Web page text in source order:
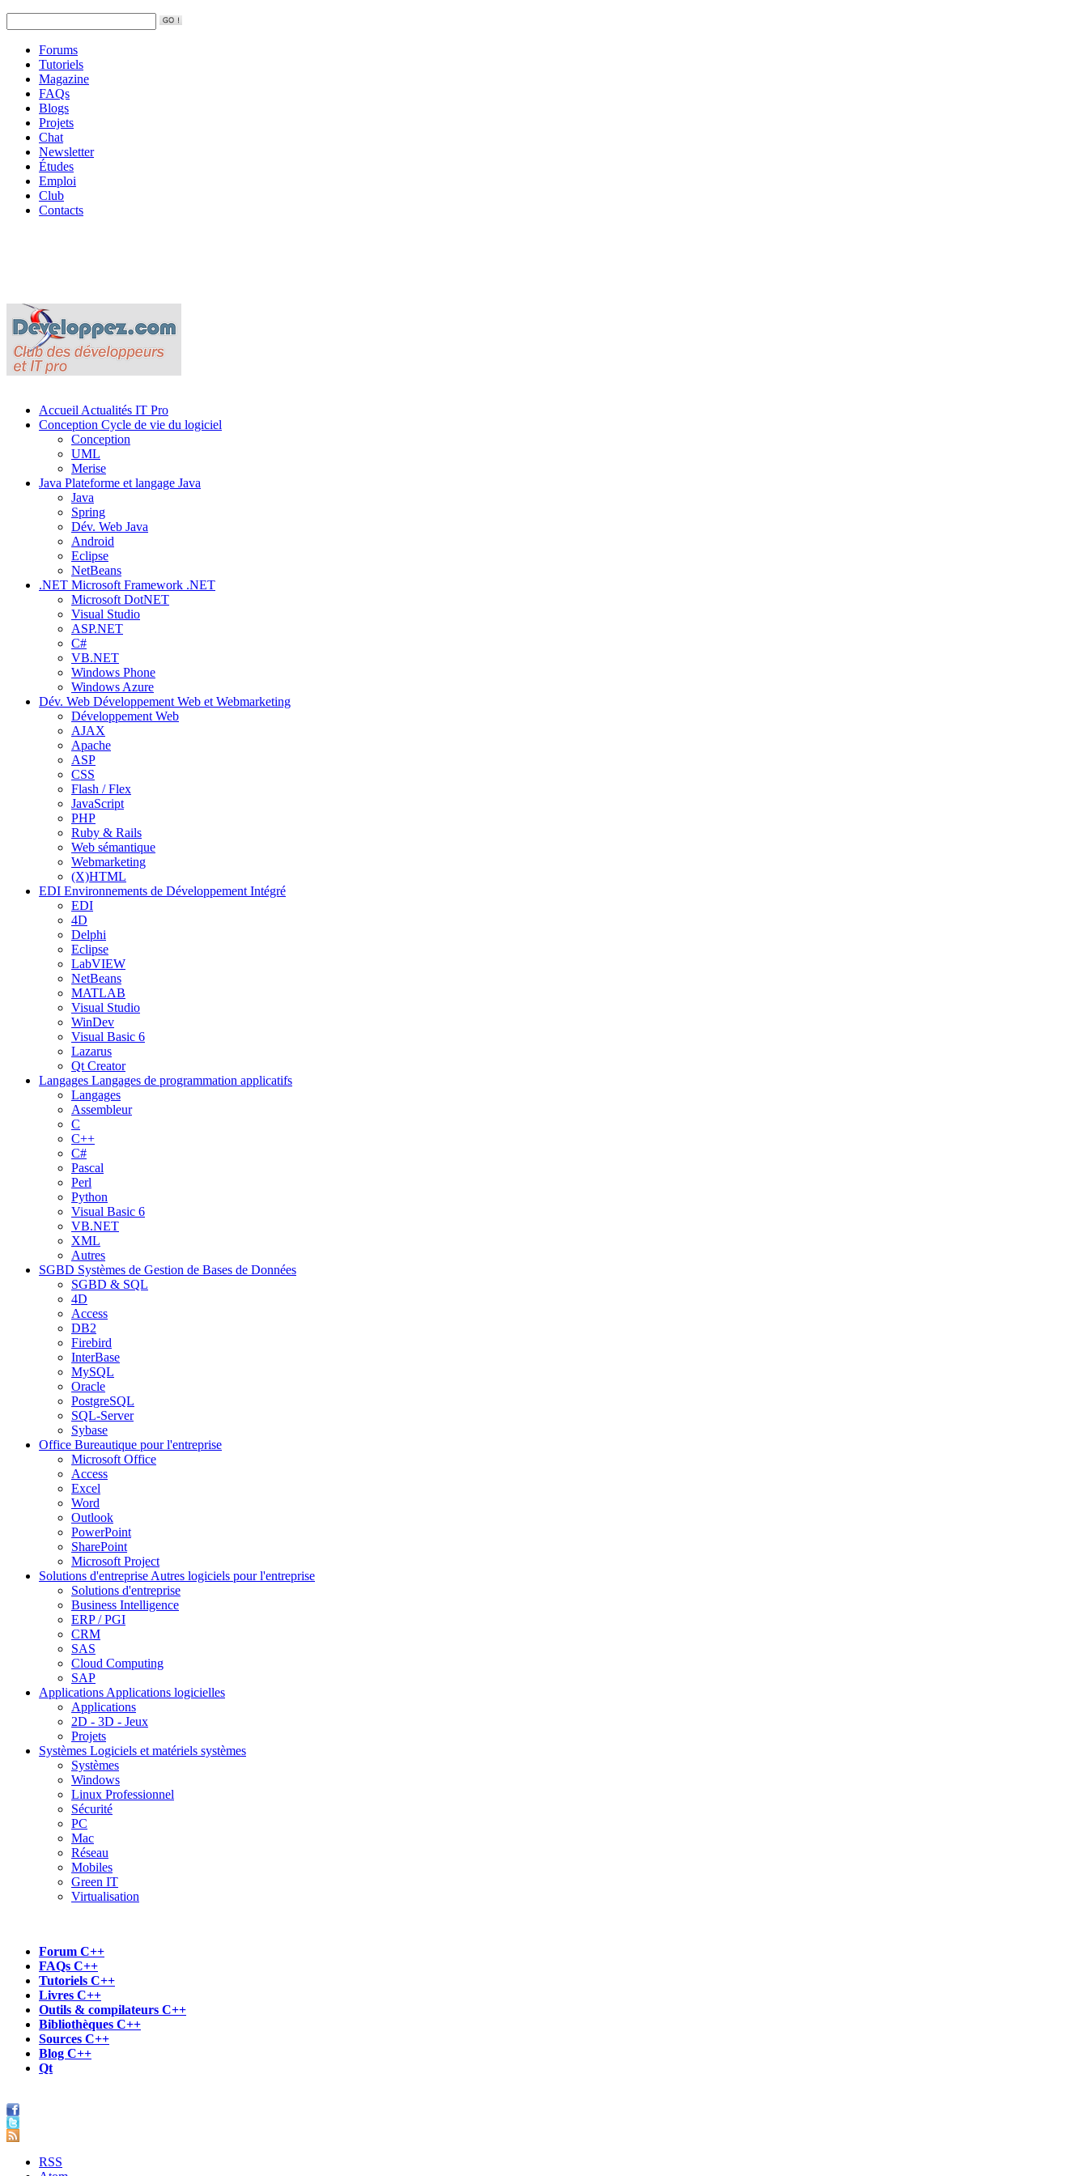
Forums
Tutoriels
Magazine
FAQs
Blogs
Projets
Chat
Newsletter
Études
Emploi
Club
Contacts
Accueil Actualités IT Pro
Conception Cycle de vie du logiciel
Conception
UML
Merise
Java Plateforme et langage Java
Java
Spring
Dév. Web Java
Android
Eclipse
NetBeans
.NET Microsoft Framework .NET
Microsoft DotNET
Visual Studio
ASP.NET
C#
VB.NET
Windows Phone
Windows Azure
Dév. Web Développement Web et Webmarketing
Développement Web
AJAX
Apache
ASP
CSS
Flash / Flex
JavaScript
PHP
Ruby & Rails
Web sémantique
Webmarketing
(X)HTML
EDI Environnements de Développement Intégré
EDI
4D
Delphi
Eclipse
LabVIEW
NetBeans
MATLAB
Visual Studio
WinDev
Visual Basic 6
Lazarus
Qt Creator
Langages Langages de programmation applicatifs
Langages
Assembleur
C
C++
C#
Pascal
Perl
Python
Visual Basic 6
VB.NET
XML
Autres
SGBD Systèmes de Gestion de Bases de Données
SGBD & SQL
4D
Access
DB2
Firebird
InterBase
MySQL
Oracle
PostgreSQL
SQL-Server
Sybase
Office Bureautique pour l'entreprise
Microsoft Office
Access
Excel
Word
Outlook
PowerPoint
SharePoint
Microsoft Project
Solutions d'entreprise Autres logiciels pour l'entreprise
Solutions d'entreprise
Business Intelligence
ERP / PGI
CRM
SAS
Cloud Computing
SAP
Applications Applications logicielles
Applications
2D - 3D - Jeux
Projets
Systèmes Logiciels et matériels systèmes
Systèmes
Windows
Linux Professionnel
Sécurité
PC
Mac
Réseau
Mobiles
Green IT
Virtualisation
Forum C++
FAQs C++
Tutoriels C++
Livres C++
Outils & compilateurs C++
Bibliothèques C++
Sources C++
Blog C++
Qt
RSS